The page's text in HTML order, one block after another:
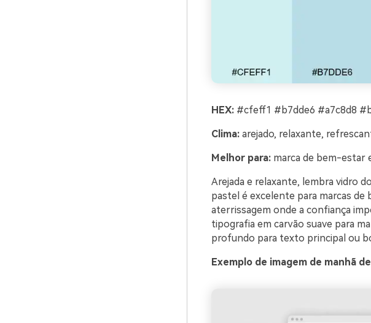
HEX:#cfeff1 #b7dde6 #a7c8d8
Clima:arejado, relaxante,
Melhor para:marca de bem-estar
Arejada e relaxante, lembra vidro
pastel é excelente para marcas de
aterrissagem onde a confiança
tipografia em carvão suave para
profundo para texto principal ou
Exemplo de imagem de manhã